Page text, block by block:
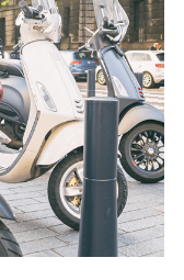
する情報、アプリケ
入されたサービスや
報、アンケートの回
保険関連サービスに
して、見積請求受付
付時に提供いただい
保険契約者と被保険
内容、保険料、保険
離などの情報、建物
類や年齢など）及び